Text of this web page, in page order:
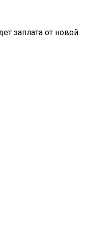
заплата от новой.